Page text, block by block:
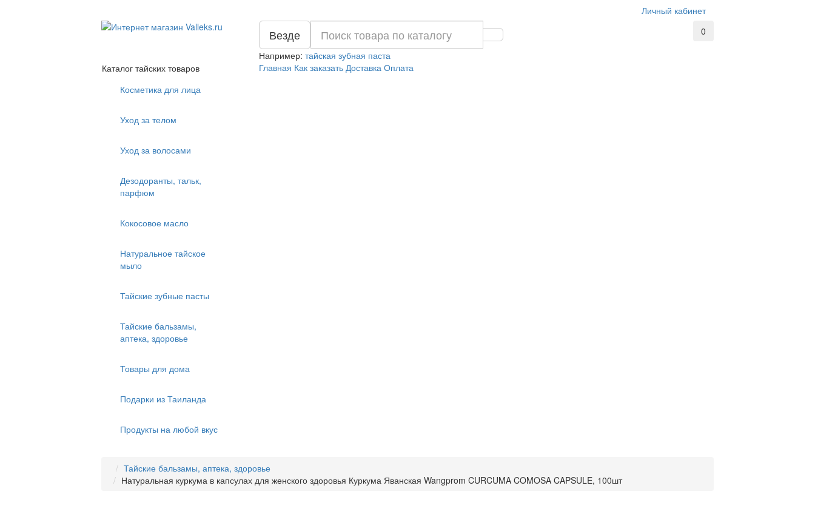
Личный кабинет
0
Везде
Например: тайская зубная паста
Главная Как заказать Доставка Оплата
Каталог тайских товаров
Косметика для лица
Уход за телом
Уход за волосами
Дезодоранты, тальк,
парфюм
Кокосовое масло
Натуральное тайское
мыло
Тайские зубные пасты
Тайские бальзамы,
аптека, здоровье
Товары для дома
Подарки из Таиланда
Продукты на любой вкус
Тайские бальзамы, аптека, здоровье
Натуральная куркума в капсулах для женского здоровья Куркума Яванская Wangprom CURCUMA COMOSA CAPSULE, 100шт